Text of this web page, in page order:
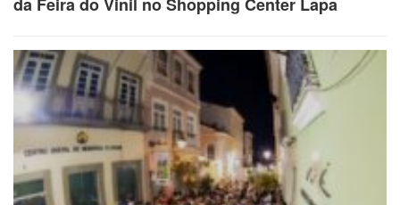
da Feira do Vinil no Shopping Center Lapa